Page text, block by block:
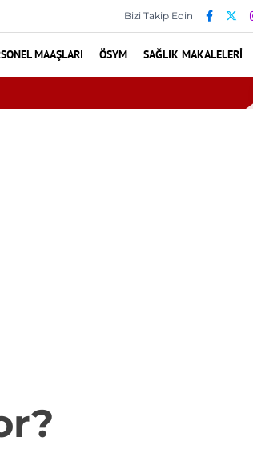
Bizi Takip Edin
MAAŞLARI ÖSYM SAĞLIK MAKALELERI